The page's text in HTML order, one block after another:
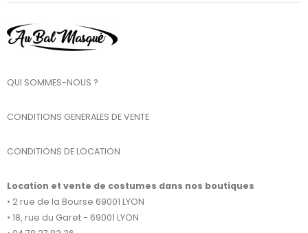
QUI SOMMES-NOUS ?
CONDITIONS GENERALES DE VENTE
CONDITIONS DE LOCATION
Location et vente de costumes dans nos boutiques
• 2 rue de la Bourse 69001 LYON
• 18, rue du Garet - 69001 LYON